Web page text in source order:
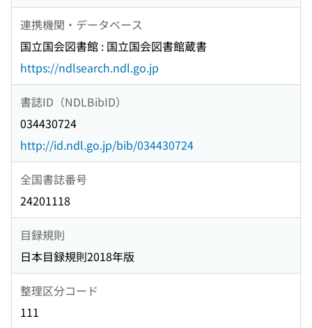
連携機関・データベース
国立国会図書館 : 国立国会図書館蔵書
https://ndlsearch.ndl.go.jp
書誌ID（NDLBibID）
034430724
http://id.ndl.go.jp/bib/034430724
全国書誌番号
24201118
目録規則
日本目録規則2018年版
整理区分コード
111